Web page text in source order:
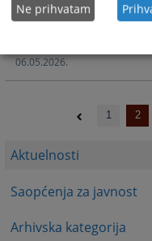
Aktuelnosti
Saopćenja za javnost
Arhivska kategorija
06.05.2026.
1 2
Ne prihvatam